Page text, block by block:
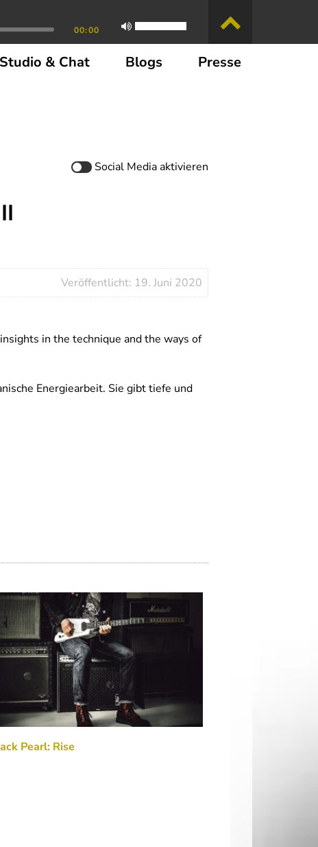
00:00
Studio & Chat Blogs Presse
Social Mediaaktivieren
Veröffentlicht: 19. Juni 2020
in the technique and the ways of
Energiearbeit. Sie gibt tiefe und
Pearl: Rise